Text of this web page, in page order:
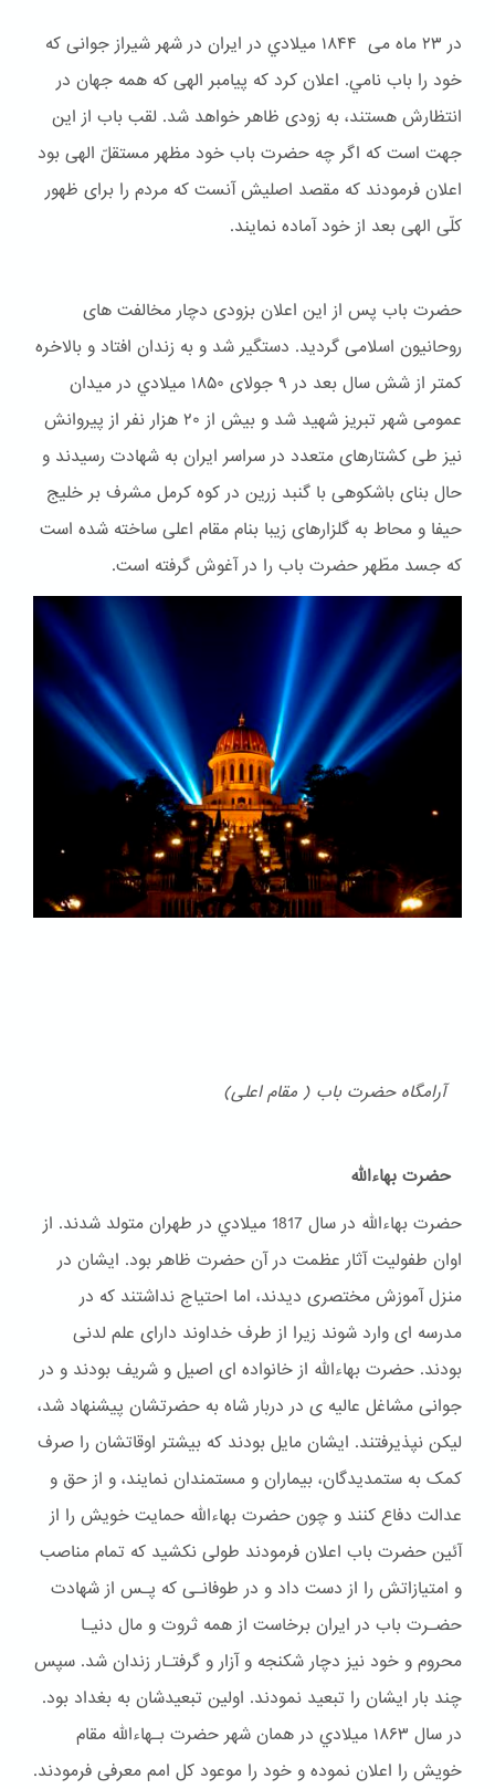
در ۲۳ ماه می ۱۸۴۴ ميلادي در ایران در شهر شیراز جوانی که
خود را باب نامي. اعلان کرد که پیامبر الهی که همه جهان در
انتظارش هستند، به زودی ظاهر خواهد شد. لقب باب از این
جهت است که اگر چه حضرت باب خود مظهر مستقلّ الهی بود
اعلان فرمودند که مقصد اصلیش آنست که مردم را برای ظهور
کلّی الهی بعد از خود آماده نمایند.
حضرت باب پس از این اعلان بزودی دچار مخالفت های
روحانیون اسلامی گردید. دستگیر شد و به زندان افتاد و بالاخره
کمتر از شش سال بعد در ۹ جولای ۱۸۵۰ ميلادي در میدان
عمومی شهر تبریز شهید شد و بیش از ۲۰ هزار نفر از پیروانش
نیز طی کشتارهای متعدد در سراسر ایران به شهادت رسیدند و
حال بنای باشكوهی با گنبد زرین در کوه کرمل مشرف بر خلیج
حیفا و محاط به گلزارهای زیبا بنام مقام اعلی ساخته شده است
که جسد مطّهر حضرت باب را در آغوش گرفته است.
آرامگاه حضرت باب ( مقام اعلی)
حضرت بهاءالله
حضرت بهاءالله در سال 1817 ميلادي در طهران متولد شدند. از
اوان طفولیت آثار عظمت در آن حضرت ظاهر بود. ایشان در
منزل آموزش مختصری دیدند، اما احتیاج نداشتند که در
مدرسه ای وارد شوند زیرا از طرف خداوند دارای علم لدنی
بودند. حضرت بهاءالله از خانواده ای اصیل و شریف بودند و در
جوانی مشاغل عالیه ی در دربار شاه به حضرتشان پیشنهاد شد،
لیکن نپذیرفتند. ایشان مایل بودند که بیشتر اوقاتشان را صرف
کمک به ستمدیدگان، بیماران و مستمندان نمایند، و از حق و
عدالت دفاع کنند و چون حضرت بهاءالله حمایت خویش را از
آئین حضرت باب اعلان فرمودند طولی نکشید که تمام مناصب
و امتیازاتش را از دست داد و در طوفانـی که پـس از شهادت
حضـرت باب در ایران برخاست از همه ثروت و مال دنیـا
محروم و خود نیز دچار شكنجه و آزار و گرفتـار زندان شد. سپس
چند بار ایشان را تبعید نمودند. اولین تبعیدشان به بغداد بود.
در سال ۱۸۶۳ ميلادي در همان شهر حضرت بـهاءالله مقام
خويش را اعلان نموده و خود را موعود کل امم معرفی فرمودند.